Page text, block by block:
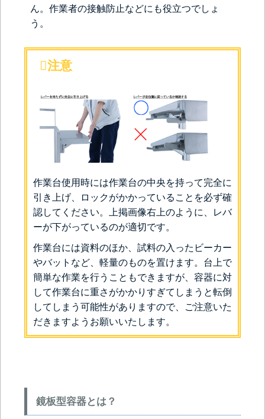
ん。作業者の接触防止などにも役立つでしょ
う。
注意
作業台使用時には作業台の中央を持って完全に
引き上げ、ロックがかかっていることを必ず確
認してください。上掲画像右上のように、レバ
ーが下がっているのが適切です。
作業台には資料のほか、試料の入ったビーカー
やバットなど、軽量のものを置けます。台上で
簡単な作業を行うこともできますが、容器に対
して作業台に重さがかかりすぎてしまうと転倒
してしまう可能性がありますので、ご注意いた
だきますようお願いいたします。
鏡板型容器とは？